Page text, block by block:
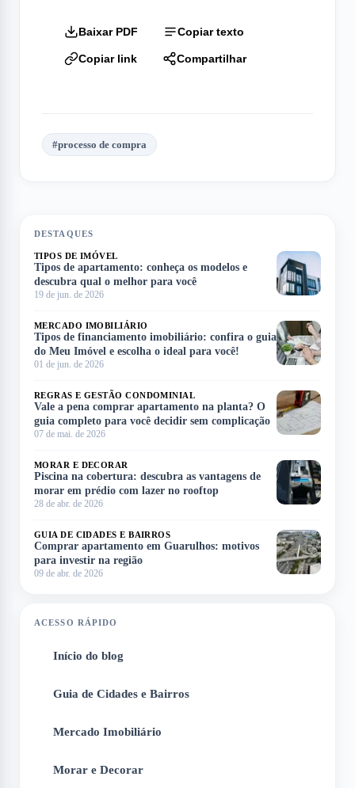
Baixar PDF Copiar texto
Copiar link Compartilhar
#processo de compra
DESTAQUES
TIPOS DE IMÓVEL
Tipos de apartamento: conheça os modelos e
descubra qual o melhor para você
19 de jun. de 2026
MERCADO IMOBILIÁRIO
Tipos de financiamento imobiliário: confira o guia
do Meu Imóvel e escolha o ideal para você!
01 de jun. de 2026
REGRAS E GESTÃO CONDOMINIAL
Vale a pena comprar apartamento na planta? O
guia completo para você decidir sem complicação
07 de mai. de 2026
MORAR E DECORAR
Piscina na cobertura: descubra as vantagens de
morar em prédio com lazer no rooftop
28 de abr. de 2026
GUIA DE CIDADES E BAIRROS
Comprar apartamento em Guarulhos: motivos
para investir na região
09 de abr. de 2026
ACESSO RÁPIDO
Início do blog
Guia de Cidades e Bairros
Mercado Imobiliário
Morar e Decorar